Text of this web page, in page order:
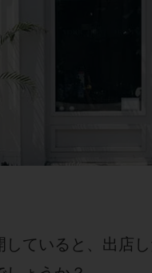
していると、出店